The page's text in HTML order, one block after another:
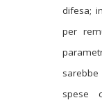
difesa;
per
spese